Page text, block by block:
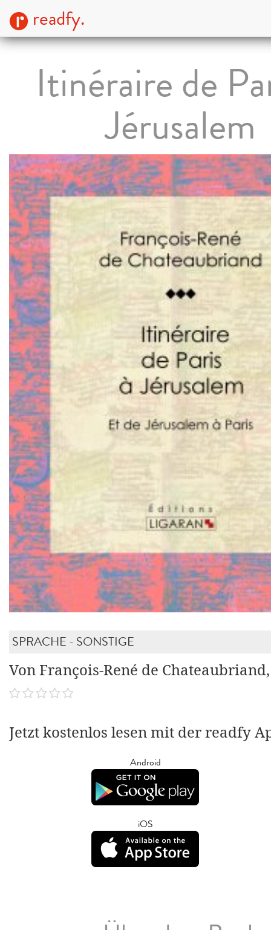
readfy.
Itinéraire de
Jérusalem
SPRACHE - SONSTIGE
Von François-René de
Jetzt kostenlos lesen mit der readfy
Android
iOS